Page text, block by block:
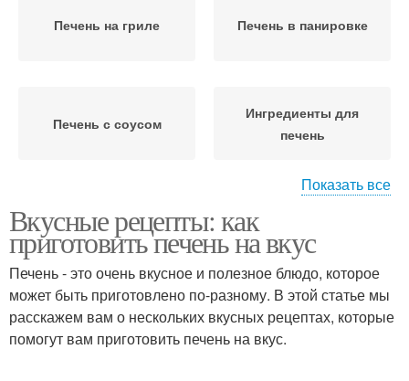
Печень на гриле Печень в панировке
Печень с соусом
Ингредиенты для
печень
Блюда из печени Говяжья печень
Котлеты из свиной
печени
Котлеты из куриной
печени
Показать все
Вкусные рецепты: как
приготовить печень на вкус
Печень - это очень вкусное и полезное блюдо, которое
может быть приготовлено по-разному. В этой статье мы
расскажем вам о нескольких вкусных рецептах, которые
помогут вам приготовить печень на вкус.